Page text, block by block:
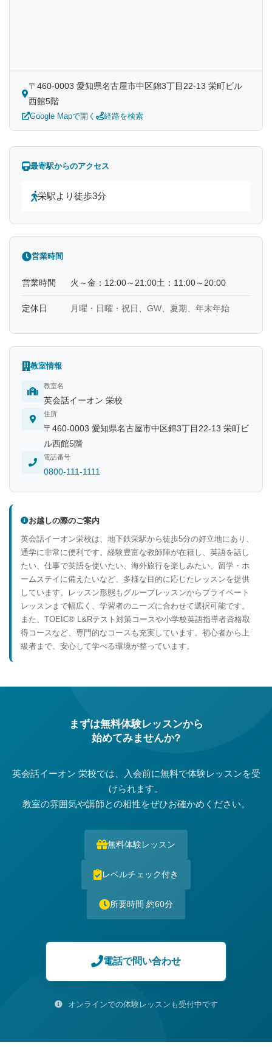
〒460-0003 愛知県名古屋市中区錦3丁目22-13 栄町ビル
西館5階
Google Mapで開く 経路を検索
最寄駅からのアクセス
栄駅より徒歩3分
営業時間
営業時間 火～金：12:00～21:00土：11:00～20:00
定休日 月曜・日曜・祝日、GW、夏期、年末年始
教室情報
教室名
英会話イーオン 栄校
住所
〒460-0003 愛知県名古屋市中区錦3丁目22-13 栄町ビ
ル西館5階
電話番号
0800-111-1111
お越しの際のご案内
英会話イーオン栄校は、地下鉄栄駅から徒歩5分の好立地にあり、
通学に非常に便利です。経験豊富な教師陣が在籍し、英語を話し
たい、仕事で英語を使いたい、海外旅行を楽しみたい、留学・ホ
ームステイに備えたいなど、多様な目的に応じたレッスンを提供
しています。レッスン形態もグループレッスンからプライベート
レッスンまで幅広く、学習者のニーズに合わせて選択可能です。
また、TOEIC® L&Rテスト対策コースや小学校英語指導者資格取
得コースなど、専門的なコースも充実しています。初心者から上
級者まで、安心して学べる環境が整っています。
まずは無料体験レッスンから
始めてみませんか?
英会話イーオン 栄校では、入会前に無料で体験レッスンを受
けられます。
教室の雰囲気や講師との相性をぜひお確かめください。
無料体験レッスン
レベルチェック付き
所要時間 約60分
電話で問い合わせ
オンラインでの体験レッスンも受付中です